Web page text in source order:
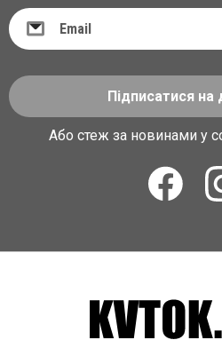
Підписатися
Або стеж за новинами у